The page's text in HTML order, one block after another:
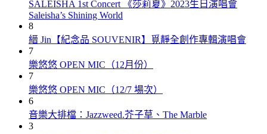
SALEISHA 1st Concert 《莎莉夏》2023生日演唱會
Saleisha’s Shining World
8
縉 Jin【紀念品 SOUVENIR】覓靜全創作專輯演唱會
7
樂悠悠 OPEN MIC（12月份）
7
樂悠悠 OPEN MIC（12/7 場次）
6
音樂大排檔：Jazzweed.芥子草、The Marble
3